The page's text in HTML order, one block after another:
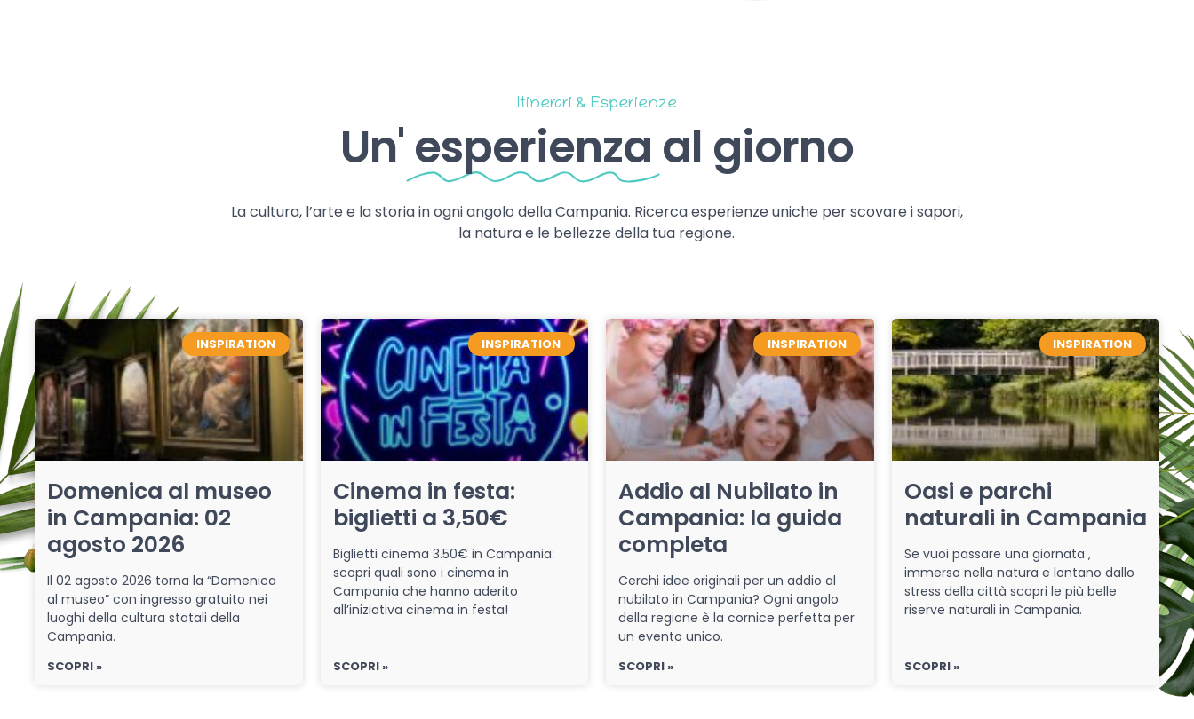
Itinerari & Esperienze
Un' esperienza al giorno
La cultura, l’arte e la storia in ogni angolo della Campania. Ricerca esperienze uniche per scovare i sapori,
la natura e le bellezze della tua regione.
INSPIRATION
Domenica al museo
in Campania: 02
agosto 2026
Il 02 agosto 2026 torna la “Domenica
al museo” con ingresso gratuito nei
luoghi della cultura statali della
Campania.
SCOPRI »
INSPIRATION
Cinema in festa:
biglietti a 3,50€
Biglietti cinema 3.50€ in Campania:
scopri quali sono i cinema in
Campania che hanno aderito
all’iniziativa cinema in festa!
SCOPRI »
INSPIRATION
Addio al Nubilato in
Campania: la guida
completa
Cerchi idee originali per un addio al
nubilato in Campania? Ogni angolo
della regione è la cornice perfetta per
un evento unico.
SCOPRI »
INSPIRATION
Oasi e parchi
naturali in Campania
Se vuoi passare una giornata ,
immerso nella natura e lontano dallo
stress della città scopri le più belle
riserve naturali in Campania.
SCOPRI »